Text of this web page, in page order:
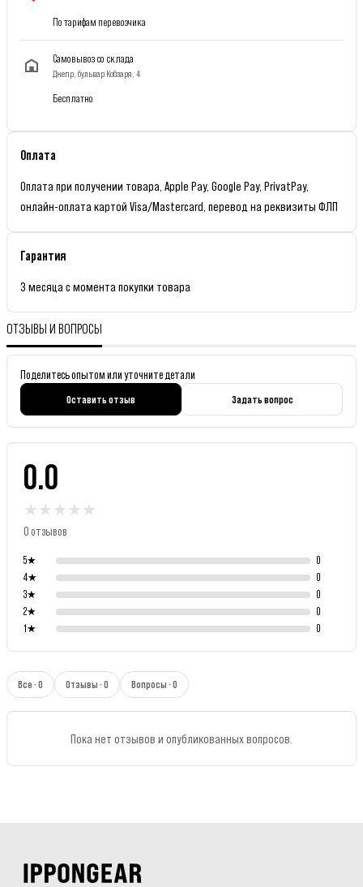
По тарифам перевозчика
Самовывоз со склада
Днепр, бульвар Кобзаря, 4
Бесплатно
Оплата
Оплата при получении товара, Apple Pay, Google Pay, PrivatPay,
онлайн-оплата картой Visa/Mastercard, перевод на реквизиты ФЛП
Гарантия
3 месяца с момента покупки товара
ОТЗЫВЫ И ВОПРОСЫ
Поделитесь опытом или уточните детали
Оставить отзыв Задать вопрос
0.0
★ ★ ★ ★ ★
0 отзывов
5★
0
4★
0
3★
0
2★
0
1★ 0
Все · 0 Отзывы · 0 Вопросы · 0
Пока нет отзывов и опубликованных вопросов.